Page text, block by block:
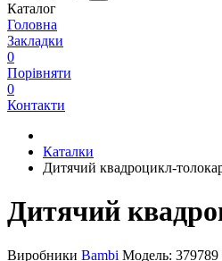
Каталог
Головна
Закладки
0
Порівняти
0
Контакти
Каталки
Дитячий квадроцикл-
Дитячий
Виробники Bambi Модель: 379789